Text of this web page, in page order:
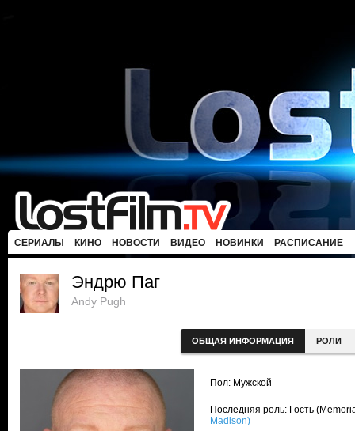
СЕРИАЛЫ КИНО НОВОСТИ ВИДЕО НОВИНКИ РАСПИСАНИЕ
Эндрю Паг
Andy Pugh
ОБЩАЯ ИНФОРМАЦИЯ РОЛИ
Пол: Мужской
Последняя роль: Гость
Madison)